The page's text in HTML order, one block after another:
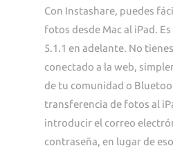
Con Instashare, puedes
fotos desde Mac al iPad.
5.1.1 en adelante. No
conectado a la web,
de tu comunidad o
transferencia de fotos al
introducir el correo
contraseña, en lugar de